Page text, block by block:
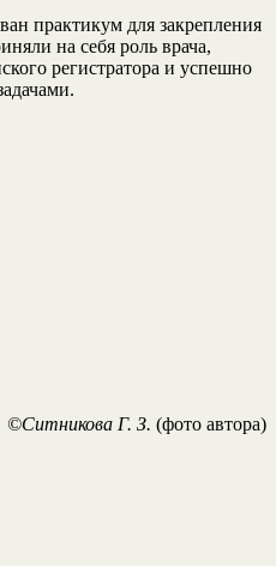
практикум для закрепления
на себя роль врача,
регистратора и успешно
©Ситникова Г. З. (фото автора)